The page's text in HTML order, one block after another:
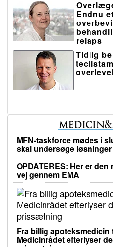
Endnu
relaps
Tidlig
MFN-taskforce mødes i
skal undersøge
OPDATERES: Her er
vej gennem EMA
Fra billig
Medicinrådet efterlyser